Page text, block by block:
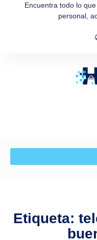
Encuentra todo lo
personal,
Etiqueta: